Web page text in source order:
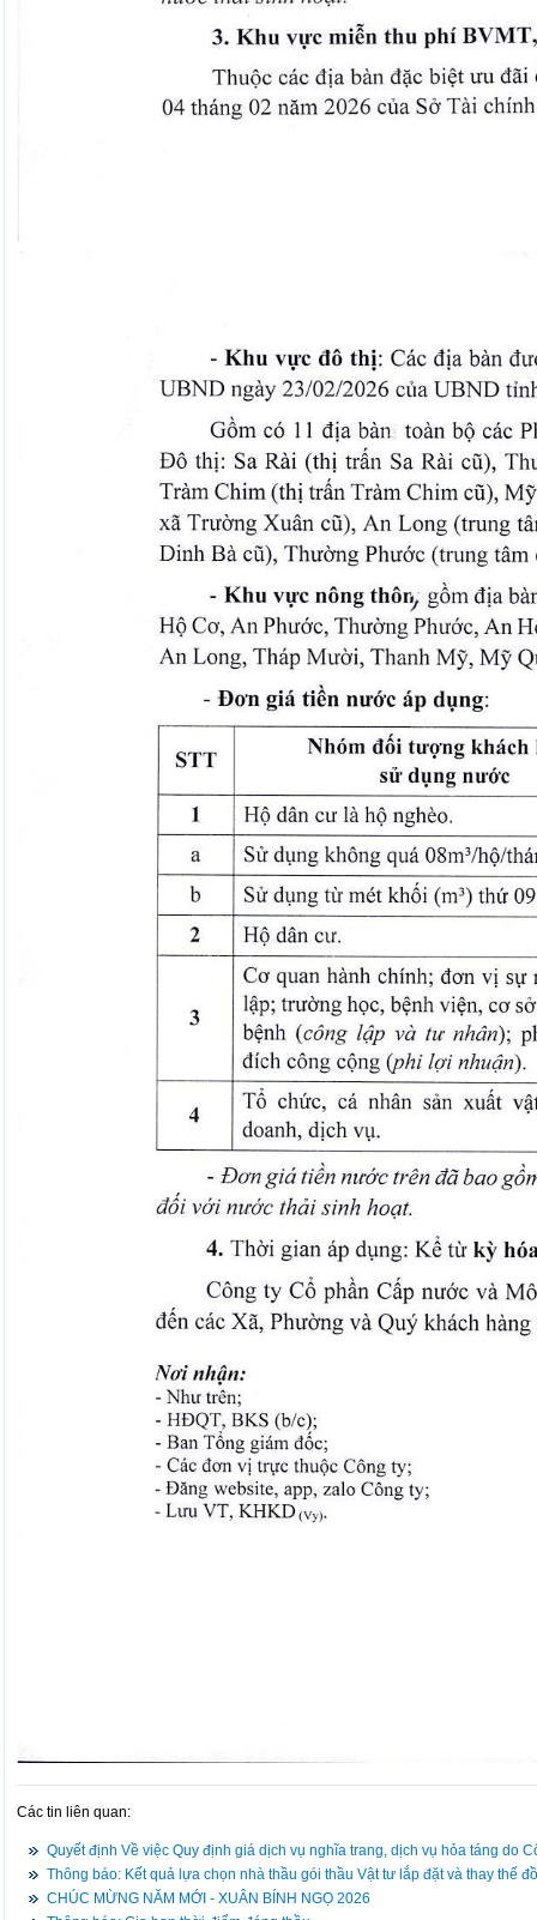
Các tin liên quan:
Quyết định Về việc Quy định giá dịch vụ nghĩa trang, dịch vụ hỏa táng do
Thông báo: Kết quả lựa chọn nhà thầu gói thầu Vật tư lắp đặt và thay thế
CHÚC MỪNG NĂM MỚI - XUÂN BÍNH NGỌ 2026